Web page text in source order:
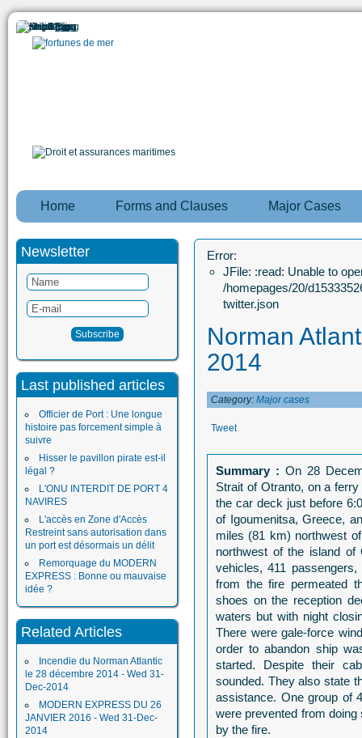
Home Forms and Clauses Major Cases
Newsletter
Last published articles
Officier de Port : Une longue
histoire pas forcement simple à
suivre
Hisser le pavillon pirate est-il
légal ?
L'ONU INTERDIT DE PORT 4
NAVIRES
L'accès en Zone d'Accès
Restreint sans autorisation dans
un port est désormais un délit
Remorquage du MODERN
EXPRESS : Bonne ou mauvaise
idée ?
Related Articles
Incendie du Norman Atlantic
le 28 décembre 2014 - Wed 31-
Dec-2014
MODERN EXPRESS DU 26
JANVIER 2016 - Wed 31-Dec-
2014
Error:
JFile: :read: Unable to
/homepages/20/
twitter.json
Norman
2014
Category: Major cases
Tweet
Summary :On 28
Strait of Otranto, on a
the car deck just before
of Igoumenitsa, Greece,
miles (81 km) northwest
northwest of the island
vehicles, 411
from the fire permeated
shoes on the reception
waters but with night
There were gale-force
order to abandon ship
started. Despite their
sounded. They also state
assistance. One group of
were prevented from
by the fire.